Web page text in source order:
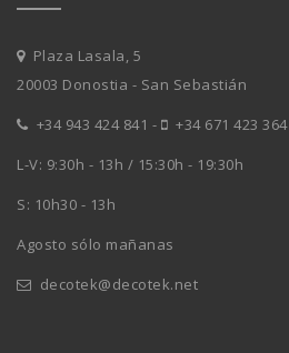
Plaza Lasala, 5
20003 Donostia - San Sebastián
+34 943 424 841 -
+34 671 423 364
L-V: 9:30h - 13h / 15:30h - 19:30h
S: 10h30 - 13h
Agosto sólo mañanas
decotek@decotek.net